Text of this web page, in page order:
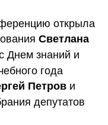
открыла
Светлана
Днем знаний и
года
Петров и
депутатов